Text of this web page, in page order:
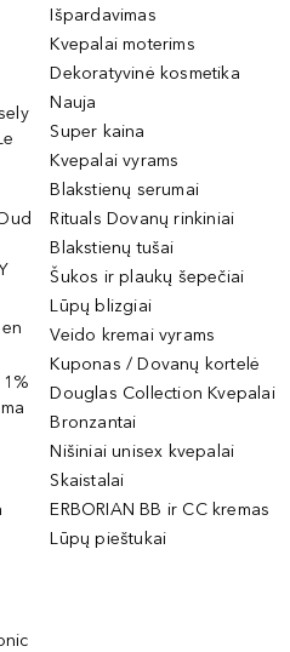
Išpardavimas
Kvepalai moterims
Dekoratyvinė kosmetika
Nauja
Super kaina
Kvepalai vyrams
Blakstienų serumai
Rituals Dovanų rinkiniai
Blakstienų tušai
Šukos ir plaukų šepečiai
Lūpų blizgiai
Veido kremai vyrams
Kuponas / Dovanų kortelė
Douglas Collection Kvepalai
Bronzantai
Nišiniai unisex kvepalai
Skaistalai
ERBORIAN BB ir CC kremas
Lūpų pieštukai